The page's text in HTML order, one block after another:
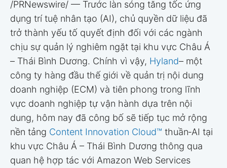
/PRNewswire/ — Trước làn sóng tăng tốc ứng
dụng trí tuệ nhân tạo (AI), chủ quyền dữ liệu đã
trở thành yếu tố quyết định đối với các ngành
chịu sự quản lý nghiêm ngặt tại khu vực Châu Á
– Thái Bình Dương. Chính vì vậy, Hyland– một
công ty hàng đầu thế giới về quản trị nội dung
doanh nghiệp (ECM) và tiên phong trong lĩnh
vực doanh nghiệp tự vận hành dựa trên nội
dung, hôm nay đã công bố sẽ tiếp tục mở rộng
nền tảng Content Innovation Cloud™ thuần‑AI tại
khu vực Châu Á – Thái Bình Dương thông qua
quan hệ hợp tác với Amazon Web Services